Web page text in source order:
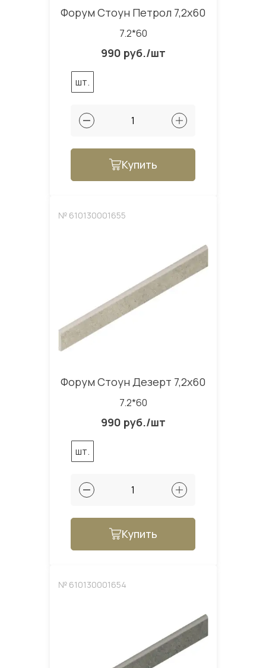
Форум Стоун Петрол 7,2x60
7.2*60
990 руб./шт
шт.
Купить
№ 610130001655
Форум Стоун Дезерт 7,2x60
7.2*60
990 руб./шт
шт.
Купить
№ 610130001654